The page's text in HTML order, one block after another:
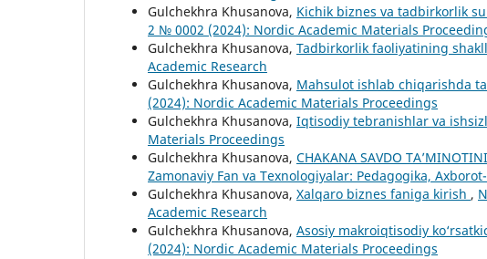
Gulchekhra Khusanova, Kichik biznes va tadbirkorlik
2 № 0002 (2024): Nordic Academic Materials
Gulchekhra Khusanova, Tadbirkorlik faoliyatining
Academic Research
Gulchekhra Khusanova, Mahsulot ishlab chiqarishda
(2024): Nordic Academic Materials Proceedings
Gulchekhra Khusanova, Iqtisodiy tebranishlar va
Materials Proceedings
Gulchekhra Khusanova, CHAKANA SAVDO
Zamonaviy Fan va Texnologiyalar: Pedagogika,
Gulchekhra Khusanova, Xalqaro biznes faniga kirish ,
Academic Research
Gulchekhra Khusanova, Asosiy makroiqtisodiy
(2024): Nordic Academic Materials Proceedings